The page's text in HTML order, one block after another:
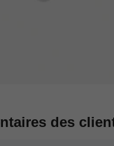
des